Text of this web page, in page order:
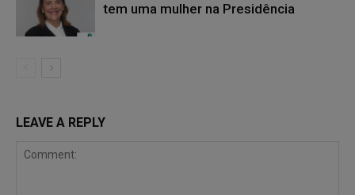
tem uma mulher na Presidência
LEAVE A REPLY